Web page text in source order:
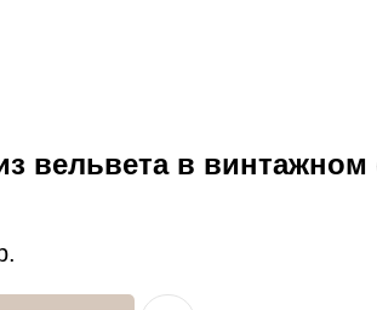
вельвета в винтажном